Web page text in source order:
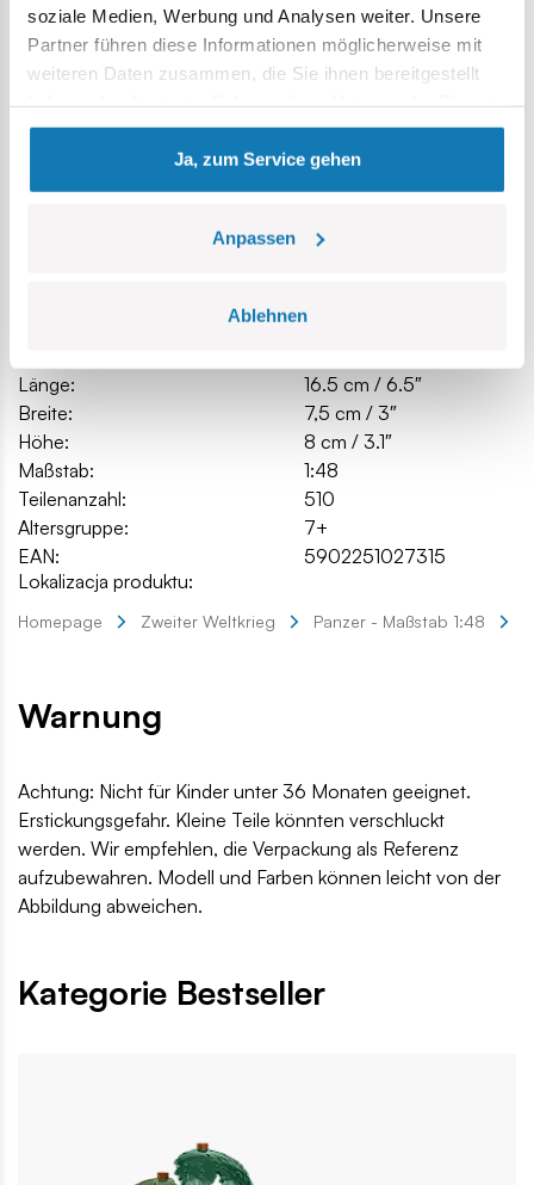
soziale Medien, Werbung und Analysen weiter. Unsere
Partner führen diese Informationen möglicherweise mit
weiteren Daten zusammen, die Sie ihnen bereitgestellt
gesammelt haben.
Ja, zum Service gehen
Anpassen
Ablehnen
klare und intuitive Anweisungen basierend auf
Zeichnungen und Symbolen,
Zoll) x 8 cm (3,1 Zoll)
Spezifikation
COBI-2731
Länge:
16.5 cm / 6.5″
Breite:
7,5 cm / 3″
Höhe:
8 cm / 3.1″
Maßstab:
1:48
Teilenanzahl:
510
Altersgruppe:
7+
EAN:
5902251027315
Lokalizacja produktu:
Homepage Zweiter Weltkrieg Panzer - Maßstab 1:48
Warnung
Achtung: Nicht für Kinder unter 36 Monaten geeignet.
Erstickungsgefahr. Kleine Teile könnten verschluckt
werden. Wir empfehlen, die Verpackung als Referenz
aufzubewahren. Modell und Farben können leicht von der
Abbildung abweichen.
Kategorie Bestseller